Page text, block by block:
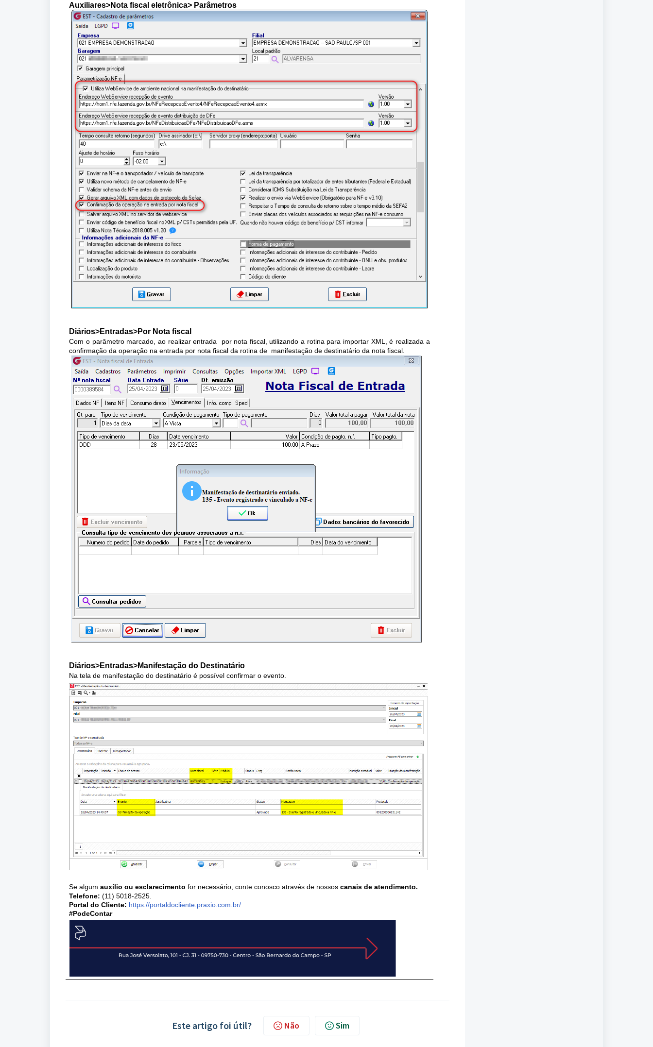
Auxiliares>Nota fiscal eletrônica> Parâmetros
Diários>Entradas>Por Nota fiscal
Com o parâmetro marcado, ao realizar entrada por nota fiscal, utilizando a rotina para importar XML, é realizada a
confirmação da operação na entrada por nota fiscal da rotina de manifestação de destinatário da nota fiscal.
Diários>Entradas>Manifestação do Destinatário
Na tela de manifestação do destinatário é possível confirmar o evento.
Se algumauxílio ou esclarecimento for necessário, conte conosco através de nossoscanais de atendimento.
Telefone:(11) 5018-2525.
Portal do Cliente: https://portaldocliente.praxio.com.br/
#PodeContar
Este artigo foi útil? Não Sim